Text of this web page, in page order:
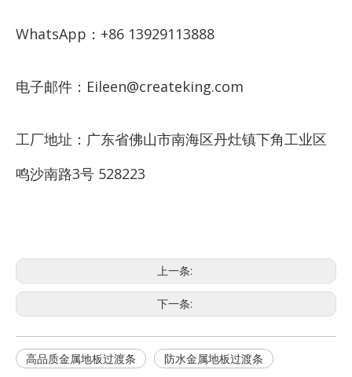
WhatsApp：+86 13929113888
电子邮件：Eileen@createking.com
工厂地址：广东省佛山市南海区丹灶镇下角工业区
鸣沙南路3号 528223
上一条:
下一条:
高品质金属地板过渡条 防水金属地板过渡条